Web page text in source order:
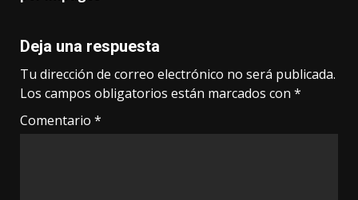
Deja una respuesta
Tu dirección de correo electrónico no será publicada.
Los campos obligatorios están marcados con *
Comentario *